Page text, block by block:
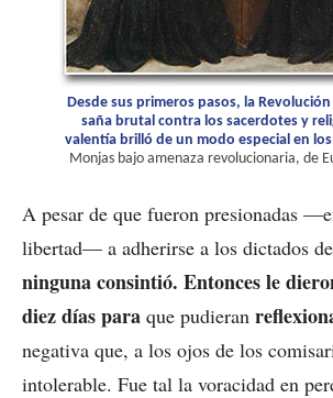
Desde sus primeros pasos, la
saña brutal contra los sacerdotes y
valentía brilló de un modo especial en
Monjas bajo amenaza revolucionaria, de
A pesar de que fueron presionadas
libertad— a adherirse a los dictados
ninguna consintió. Entonces le
diez días para que pudieran
negativa que, a los ojos de los
intolerable. Fue tal la voracidad en